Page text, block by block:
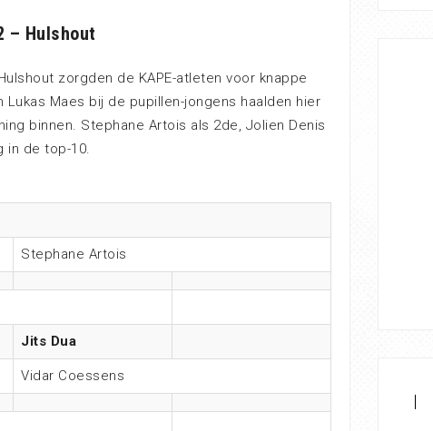
– Hulshout
zorgden de KAPE-atleten voor knappe
Maes bij de pupillen-jongens haalden hier
binnen. Stephane Artois als 2de, Jolien Denis
in de top-10.
Stephane Artois
Jits Dua
Vidar Coessens